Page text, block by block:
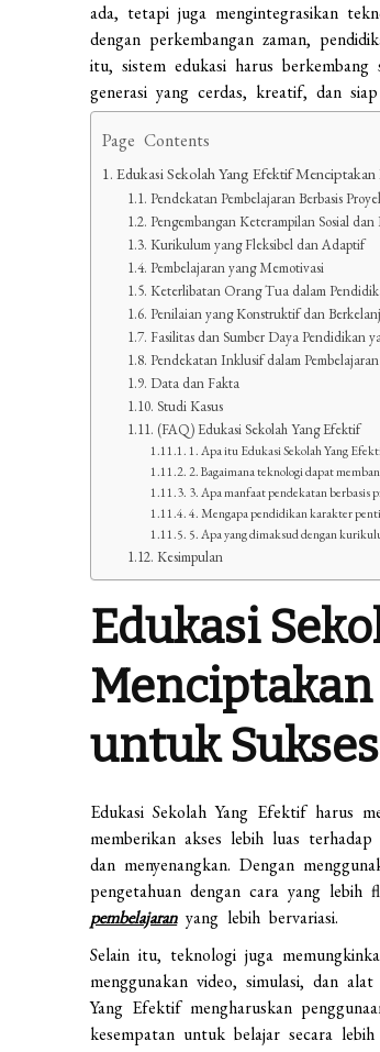
ada, tetapi juga mengintegrasikan
dengan perkembangan zaman,
itu, sistem edukasi harus
generasi yang cerdas, kreatif, dan
Page Contents
Edukasi Sekolah Yang Efektif
Pendekatan Pembelajaran Berbasis
Pengembangan Keterampilan Sosial dan
Kurikulum yang Fleksibel dan Adaptif
Pembelajaran yang Memotivasi
Keterlibatan Orang Tua dalam
Penilaian yang Konstruktif dan
Fasilitas dan Sumber Daya Pendidikan
Pendekatan Inklusif dalam Pembelajaran
Data dan Fakta
Studi Kasus
(FAQ) Edukasi Sekolah Yang Efektif
1. Apa itu Edukasi Sekolah Yang
2. Bagaimana teknologi dapat
3. Apa manfaat pendekatan berbasis
4. Mengapa pendidikan karakter
5. Apa yang dimaksud dengan
Kesimpulan
Edukasi
untuk
Edukasi Sekolah Yang Efektif harus
memberikan akses lebih luas
dan menyenangkan. Dengan
pengetahuan dengan cara yang
pembelajaranyang lebih bervariasi.
Selain itu, teknologi juga
menggunakan video, simulasi, dan
Yang Efektif mengharuskan
kesempatan untuk belajar secara